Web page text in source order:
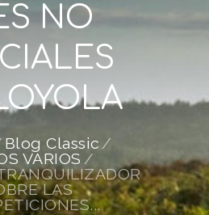
NO
Blog Classic
VARIOS
LAS